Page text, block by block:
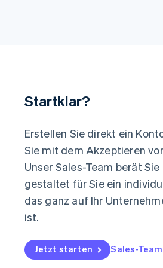
Startklar?
Erstellen Sie direkt ein
Sie mit dem Akzeptieren
Unser Sales-Team berät
gestaltet für Sie ein
das ganz auf Ihr
ist.
Jetzt starten Sales-
English
Español English
Neuseeland
English
Niederlande
Norwegen
English
Polen
English
Portugal